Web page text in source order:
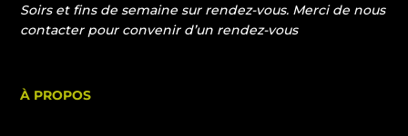
Soirs et fins de semaine sur rendez-vous. Merci de nous
contacter pour convenir d’un rendez-vous
À PROPOS